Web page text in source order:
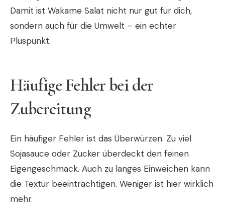
Damit ist Wakame Salat nicht nur gut für dich,
sondern auch für die Umwelt – ein echter
Pluspunkt.
Häufige Fehler bei der
Zubereitung
Ein häufiger Fehler ist das Überwürzen. Zu viel
Sojasauce oder Zucker überdeckt den feinen
Eigengeschmack. Auch zu langes Einweichen kann
die Textur beeinträchtigen. Weniger ist hier wirklich
mehr.